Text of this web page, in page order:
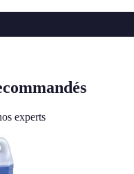
experts